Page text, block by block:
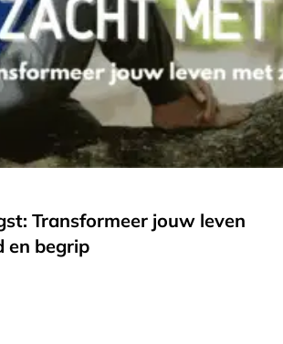
Transformeer jouw leven
en begrip